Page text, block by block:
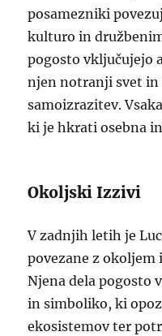
posamezniki
kulturo in
pogosto vključujejo
njen notranji svet in
samoizrazitev.
ki je hkrati osebna
Okoljski Izzivi
V zadnjih letih je
povezane z
Njena dela pogosto
in simboliko, ki
ekosistemov ter